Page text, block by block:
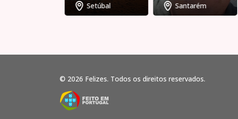
Setúbal Santarém
© 2026 Felizes. Todos os direitos reservados.